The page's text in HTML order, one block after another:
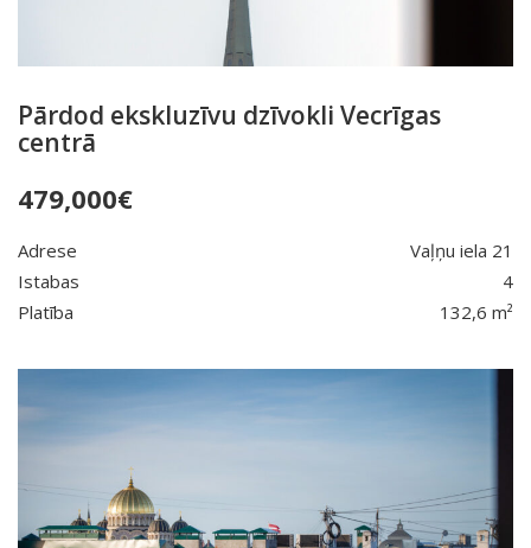
Pārdod ekskluzīvu dzīvokli Vecrīgas
centrā
479,000€
Adrese
Vaļņu iela 21
Istabas
4
Platība
132,6 m²